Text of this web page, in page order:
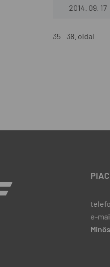
2014. 09. 17
35 - 38. oldal
e-